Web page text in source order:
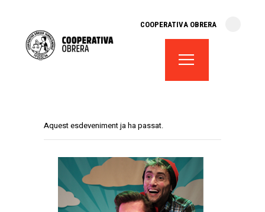
COOPERATIVA OBRERA
fes-te soci
lloguer d’espais
Aquest esdeveniment ja ha passat.